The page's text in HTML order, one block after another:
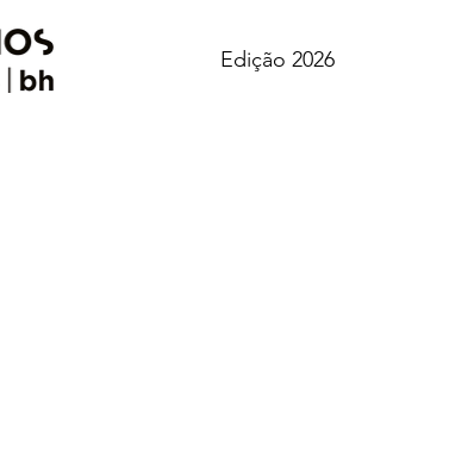
Edição 2026